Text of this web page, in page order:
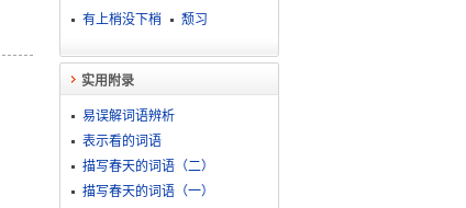
有上梢没下梢
颓习
实用附录
易误解词语辨析
表示看的词语
描写春天的词语（二）
描写春天的词语（一）